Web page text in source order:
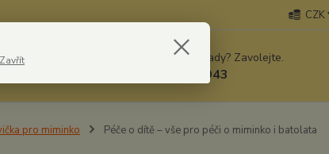
CZK
Hledat Nevíte si rady? Zavolejte.
604278943
pro miminko Péče o dítě – vše pro péči o miminko i batolata
Zavřít